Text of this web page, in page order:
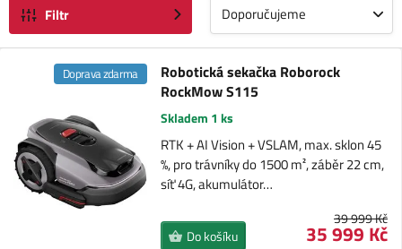
Filtr Doporučujeme
Robotická sekačka Roborock
RockMow S115
Doprava zdarma
Skladem 1 ks
RTK + AI Vision + VSLAM, max. sklon 45
%, pro trávníky do 1500 m², záběr 22 cm,
síť 4G, akumulátor…
39 999 Kč
35 999 Kč
Do košíku